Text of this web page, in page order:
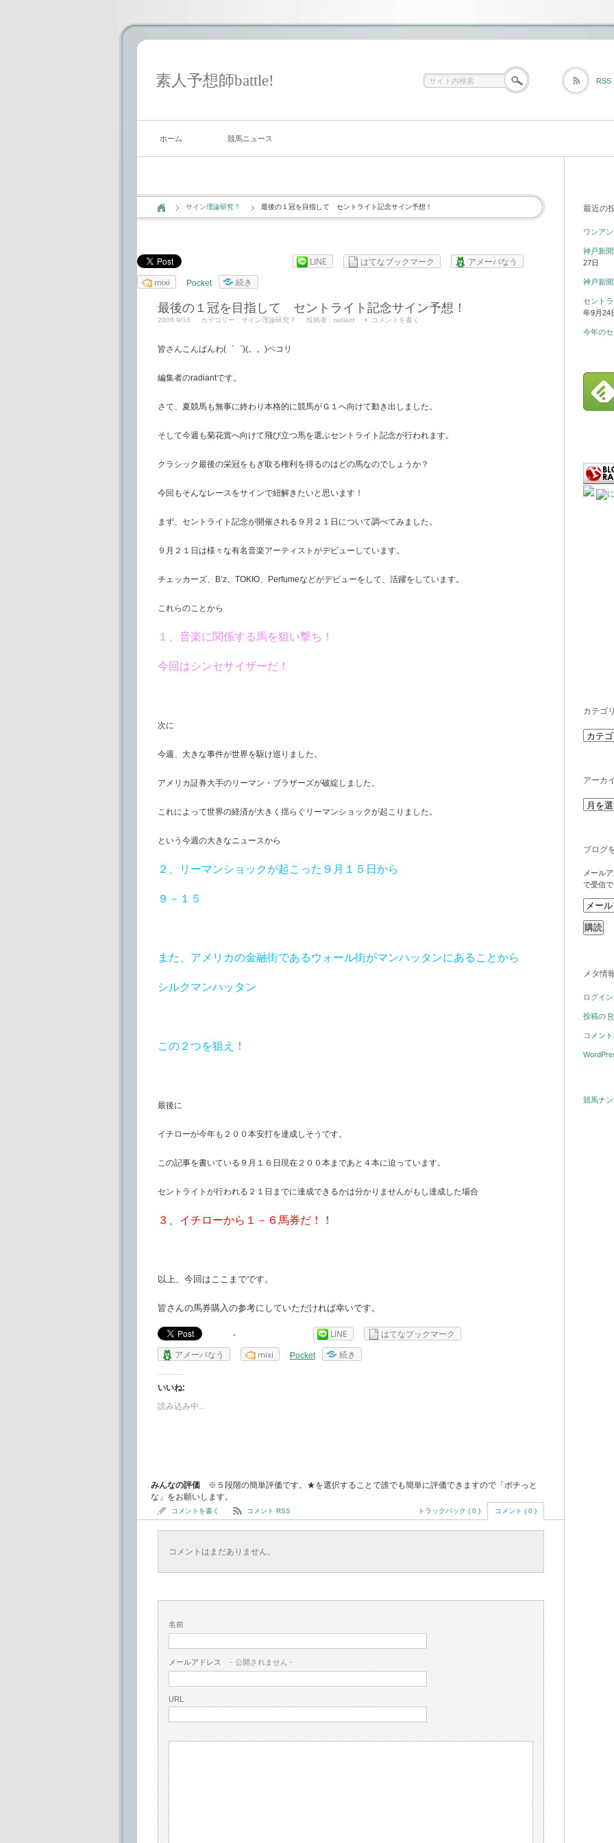
素人予想師battle! RSS
ホーム 競馬ニュース
サイン理論研究？ 最後の１冠を目指して セントライト記念サイン予想！
LINE はてなブックマーク
アメーバなう
mixi
Pocket 続き
最後の１冠を目指して セントライト記念サイン予想！
2008 9/16 カテゴリー : サイン理論研究？ 投稿者 : radiant コメントを書く
皆さんこんばんわ(゜゜)(。。)ペコリ
編集者のradiantです。
さて、夏競馬も無事に終わり本格的に競馬がＧ１へ向けて動き出しました。
そして今週も菊花賞へ向けて飛び立つ馬を選ぶセントライト記念が行われます。
クラシック最後の栄冠をもぎ取る権利を得るのはどの馬なのでしょうか？
今回もそんなレースをサインで紐解きたいと思います！
まず、セントライト記念が開催される９月２１日について調べてみました。
９月２１日は様々な有名音楽アーティストがデビューしています。
チェッカーズ、B’z、TOKIO、Perfumeなどがデビューをして、活躍をしています。
これらのことから
１、音楽に関係する馬を狙い撃ち！
今回はシンセサイザーだ！
次に
今週、大きな事件が世界を駆け巡りました。
アメリカ証券大手のリーマン・ブラザーズが破綻しました。
これによって世界の経済が大きく揺らぐリーマンショックが起こりました。
という今週の大きなニュースから
２、リーマンショックが起こった９月１５日から
９－１５
また、アメリカの金融街であるウォール街がマンハッタンにあることから
シルクマンハッタン
この２つを狙え！
最後に
イチローが今年も２００本安打を達成しそうです。
この記事を書いている９月１６日現在２００本まであと４本に迫っています。
セントライトが行われる２１日までに達成できるかは分かりませんがもし達成した場合
３、イチローから１－６馬券だ！！
以上、今回はここまでです。
皆さんの馬券購入の参考にしていただければ幸いです。
LINE
はてなブックマーク
アメーバなう
mixi Pocket 続き
いいね:
読み込み中...
みんなの評価 ※５段階の簡単評価です。★を選択することで誰でも簡単に評価できますので「ポチっと
な」をお願いします。
コメントを書く コメント RSS トラックバック ( 0 ) コメント ( 0 )
コメントはまだありません。
名前
メールアドレス - 公開されません -
URL
最近の
ワンア
神戸新
27日
神戸新
セント
年9月24
今年の
カテゴ
アーカ
ブログ
メール
で受信で
メタ情
ログイン
投稿の
コメン
競馬ナ